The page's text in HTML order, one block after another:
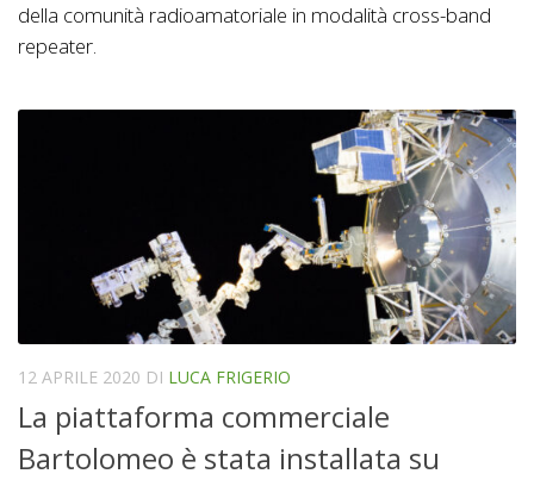
della comunità radioamatoriale in modalità cross-band
repeater.
12 APRILE 2020 DI LUCA FRIGERIO
La piattaforma commerciale
Bartolomeo è stata installata su